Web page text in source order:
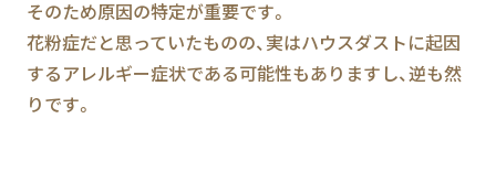
そのため原因の特定が重要です。
花粉症だと思っていたものの、実はハウスダストに起因
するアレルギー症状である可能性もありますし、逆も然
りです。